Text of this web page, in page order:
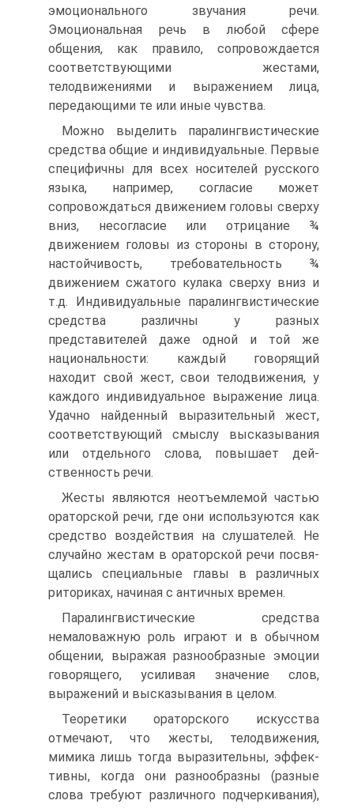
эмоционального звучания речи.
Эмоциональная речь в любой сфере
общения, как правило, сопровождается
соответствующими жестами,
телодвижениями и выражени­ем лица,
передающими те или иные чувства.
Можно выделить паралингвистические
средства общие и индивидуальные. Первые
специфичны для всех носителей русского
языка, например, согласие может
сопровождаться движением головы сверху
вниз, несогласие или отрицание ¾
движением головы из стороны в сторону,
настойчивость, требовательность ¾
движением сжатого кулака сверху вниз и
т.д. Индивидуальные паралингвистические
средства различны у разных
представителей даже одной и той же
национальности: каждый говорящий
находит свой жест, свои телодвижения, у
каждого индивидуальное выражение лица.
Удачно найденный выразительный жест,
соответствующий смыслу высказывания
или отдельного слова, повышает дей­
ственность речи.
Жесты являются неотъемлемой частью
ораторской ре­чи, где они используются как
средство воздействия на слушателей. Не
случайно жестам в ораторской речи посвя­
щались специальные главы в различных
риториках, начи­ная с античных времен.
Паралингвистические средства
немаловажную роль иг­рают и в обычном
общении, выражая разнообразные эмо­ции
говорящего, усиливая значение слов,
выражений и вы­сказывания в целом.
Теоретики ораторского искусства
отмечают, что жесты, телодвижения,
мимика лишь тогда выразительны, эффек­
тивны, когда они разнообразны (разные
слова требуют раз­личного подчеркивания),